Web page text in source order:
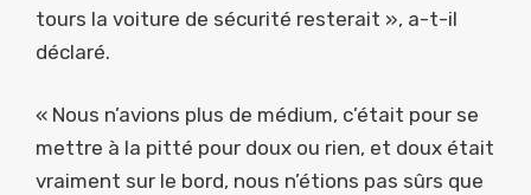
tours la voiture de sécurité resterait », a-t-il
déclaré.
« Nous n’avions plus de médium, c’était pour se
mettre à la pitté pour doux ou rien, et doux était
vraiment sur le bord, nous n’étions pas sûrs que